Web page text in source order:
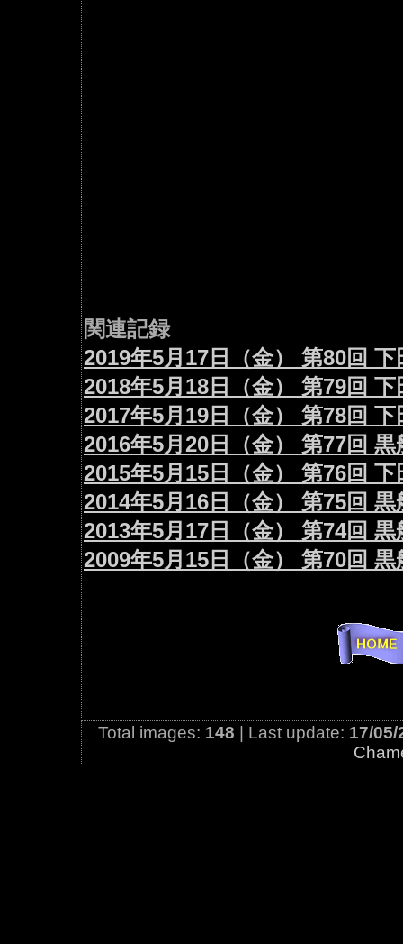
関連記録
2019年5月17日（金） 第80回
2018年5月18日（金） 第79回
2017年5月19日（金） 第78回
2016年5月20日（金） 第77回
2015年5月15日（金） 第76回
2014年5月16日（金） 第75回
2013年5月17日（金） 第74回
2009年5月15日（金） 第70回
Total images: 148 | Last update: 17/05/